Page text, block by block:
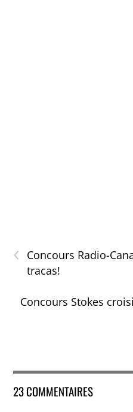
‹
Concours Radio-
tracas!
Concours Stokes
23 COMMENTAIRES